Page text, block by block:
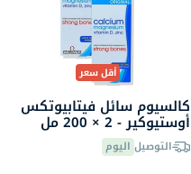
أقل سعر
كالسيوم سائل فيتابيوتكس
أوستيوكير - 2 × 200 مل
التوصيل اليوم